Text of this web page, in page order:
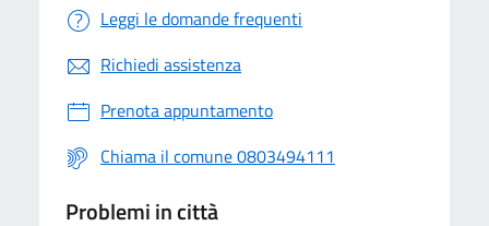
Leggi le domande frequenti
Richiedi assistenza
Prenota appuntamento
Chiama il comune 0803494111
Problemi in città